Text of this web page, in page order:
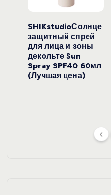
SHIKstudioСолнце
защитный спрей
для лица и зоны
декольте Sun
Spray SPF40 60мл
(Лучшая цена)